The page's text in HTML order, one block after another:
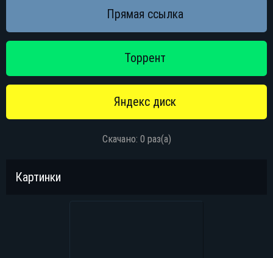
Скачано: 0 раз(а)
Картинки